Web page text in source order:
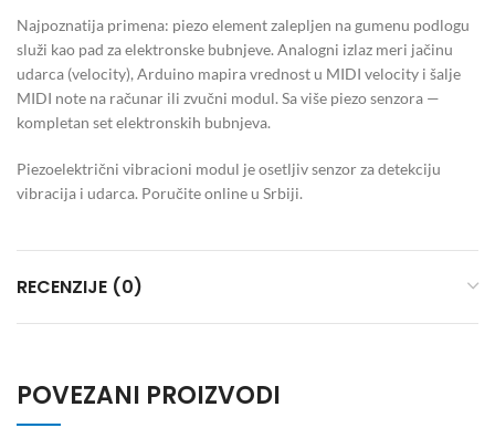
Najpoznatija primena: piezo element zalepljen na gumenu podlogu
služi kao pad za elektronske bubnjeve. Analogni izlaz meri jačinu
udarca (velocity), Arduino mapira vrednost u MIDI velocity i šalje
MIDI note na računar ili zvučni modul. Sa više piezo senzora —
kompletan set elektronskih bubnjeva.
Piezoelektrični vibracioni modul je osetljiv senzor za detekciju
vibracija i udarca. Poručite online u Srbiji.
RECENZIJE (0)
POVEZANI PROIZVODI